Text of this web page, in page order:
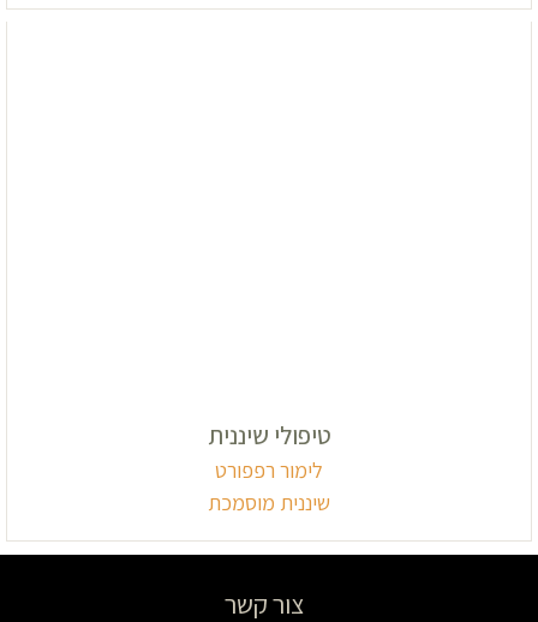
טיפולי שיננית
לימור רפפורט
שיננית מוסמכת
צור קשר